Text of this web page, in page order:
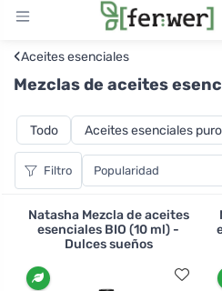
‹Aceites esenciales
Mezclas de aceites
Todo Aceites esenciales
Filtro
Natasha Mezcla de aceites
esenciales BIO (10 ml) -
Dulces sueños